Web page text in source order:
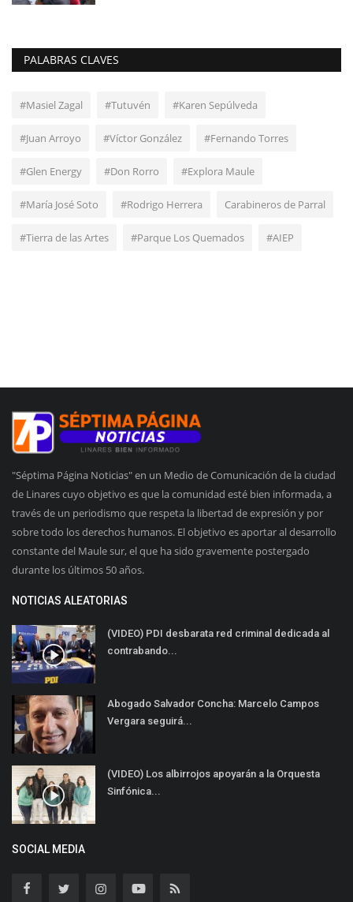
PALABRAS CLAVES
#Masiel Zagal #Tutuvén #Karen Sepúlveda
#Juan Arroyo #Víctor González #Fernando Torres
#Glen Energy #Don Rorro #Explora Maule
#María José Soto #Rodrigo Herrera Carabineros de Parral
#Tierra de las Artes #Parque Los Quemados #AIEP
"Séptima Página Noticias" en un Medio de Comunicación de la ciudad
de Linares cuyo objetivo es que la comunidad esté bien informada, a
través de un periodismo que respeta la libertad de expresión y por
sobre todo los derechos humanos. El objetivo es aportar al desarrollo
constante del Maule sur, el que ha sido gravemente postergado
durante los últimos 50 años.
NOTICIAS ALEATORIAS
(VIDEO) PDI desbarata red criminal dedicada al
contrabando...
Abogado Salvador Concha: Marcelo Campos
Vergara seguirá...
(VIDEO) Los albirrojos apoyarán a la Orquesta
Sinfónica...
SOCIAL MEDIA